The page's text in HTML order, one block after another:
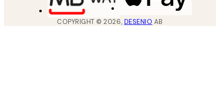
COPYRIGHT ©2026, DESENIO AB